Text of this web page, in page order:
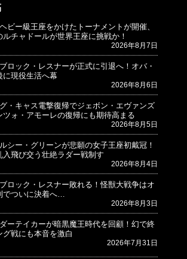
ビー級王座をかけたトーナメントが開催、
チャドールが世界王座に挑戦か！
2026年8月7日
ロック・レスナーが正式に引退へ！オバ・
に現役生活へ幕
2026年8月6日
グ・キャス電撃復帰でジェボン・エヴァンズ
ツォ・アモーレの復帰にも期待高まる
2026年8月5日
シー・グリーンが悲願の女子王座初戴冠！
入飛び交う壮絶ラダー戦制す
2026年8月4日
ブロック・レスナー敗れる！怪獣大戦争はオ
でついに決着へ…
2026年8月3日
ダーテイカーが暗黒魔王時代を回顧！幻で終
戦にも本音を激白
2026年7月31日
レスJunkie ～WWEの最新情報 USA～